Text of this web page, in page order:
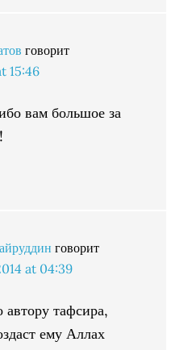
говорит
15:46
вам большое за
говорит
at 04:39
автору тафсира,
ему Аллах